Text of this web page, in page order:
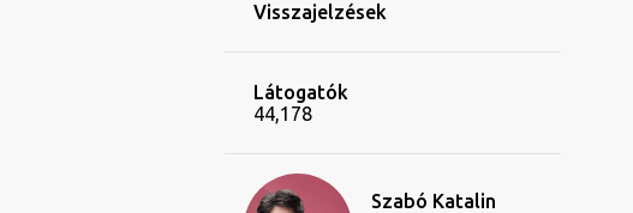
Visszajelzések
Látogatók
44,178
Szabó Katalin